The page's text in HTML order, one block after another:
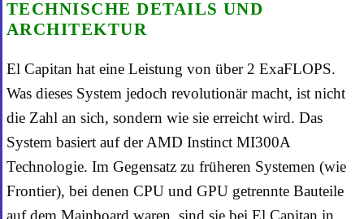
TECHNISCHE DETAILS UND
ARCHITEKTUR
El Capitan hat eine Leistung von über 2 ExaFLOPS.
Was dieses System jedoch revolutionär macht, ist nicht
die Zahl an sich, sondern wie sie erreicht wird. Das
System basiert auf der AMD Instinct MI300A
Technologie. Im Gegensatz zu früheren Systemen (wie
Frontier), bei denen CPU und GPU getrennte Bauteile
auf dem Mainboard waren, sind sie bei El Capitan in